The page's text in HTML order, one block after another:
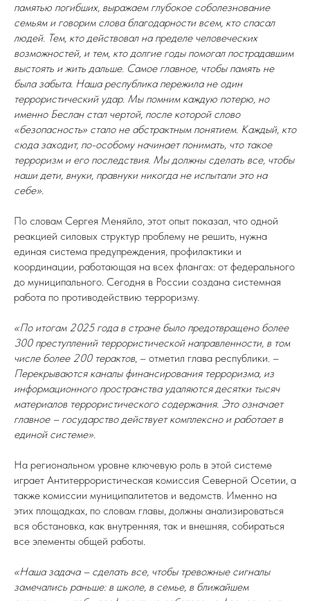
памятью погибших, выражаем глубокое соболезнование
семьям и говорим слова благодарности всем, кто спасал
людей. Тем, кто действовал на пределе человеческих
возможностей, и тем, кто долгие годы помогал пострадавшим
выстоять и жить дальше. Самое главное, чтобы память не
была забыта. Наша республика пережила не один
террористический удар. Мы помним каждую потерю, но
именно Беслан стал чертой, после которой слово
«безопасность» стало не абстрактным понятием. Каждый, кто
сюда заходит, по-особому начинает понимать, что такое
терроризм и его последствия. Мы должны сделать все, чтобы
наши дети, внуки, правнуки никогда не испытали это на
себе».
По словам Сергея Меняйло, этот опыт показал, что одной
реакцией силовых структур проблему не решить, нужна
единая система предупреждения, профилактики и
координации, работающая на всех флангах: от федерального
до муниципального. Сегодня в России создана системная
работа по противодействию терроризму.
«По итогам 2025 года в стране было предотвращено более
300 преступлений террористической направленности, в том
числе более 200 терактов, – отметил глава республики. –
Перекрываются каналы финансирования терроризма, из
информационного пространства удаляются десятки тысяч
материалов террористического содержания. Это означает
главное – государство действует комплексно и работает в
единой системе».
На региональном уровне ключевую роль в этой системе
играет Антитеррористическая комиссия Северной Осетии, а
также комиссии муниципалитетов и ведомств. Именно на
этих площадках, по словам главы, должны анализироваться
вся обстановка, как внутренняя, так и внешняя, собираться
все элементы общей работы.
«Наша задача – сделать все, чтобы тревожные сигналы
замечались раньше: в школе, в семье, в ближайшем